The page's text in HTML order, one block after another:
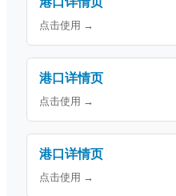
点击使用 →
港口详情页
点击使用 →
港口详情页
点击使用 →